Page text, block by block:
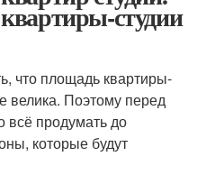
студии
что площадь квартиры-
велика. Поэтому перед
всё продумать до
которые будут